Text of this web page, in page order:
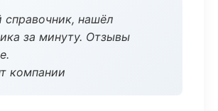
справочник, нашёл
за минуту. Отзывы
компании